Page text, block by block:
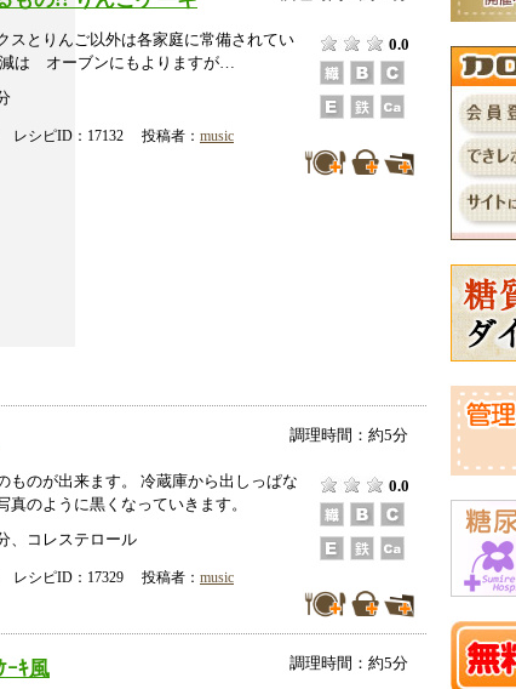
スとりんご以外は各家庭に常備されてい
減は オーブンにもよりますが…
0.0
レシピID：17132 投稿者： music
調理時間：約5分
ものが出来ます。 冷蔵庫から出しっぱな
真のように黒くなっていきます。
0.0
、コレステロール
レシピID：17329 投稿者： music
ｰｷ風 調理時間：約5分